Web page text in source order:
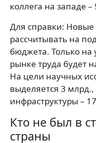
коллега на западе
Для справки: Новые
рассчитывать на
бюджета. Только
рынке труда будет
На цели научных
выделяется 3
инфраструктуры –
Кто не был в
страны